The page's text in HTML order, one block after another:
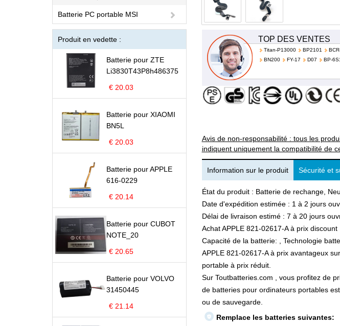
Batterie PC portable MSI
Produit en vedette :
Batterie pour ZTE
Li3830T43P8h486375
€ 20.03
Batterie pour XIAOMI
BN5L
€ 20.03
Batterie pour APPLE
616-0229
€ 20.14
Batterie pour CUBOT
NOTE_20
€ 20.65
Batterie pour VOLVO
31450445
€ 21.14
TOP DES VENTES
Titan-P13000 BP2101
BN200
FY-17 D07 BP-
Avis de non-responsabilité : tous les
indiquent uniquement la compatibilité de
Information sur le produit Sécurité et
État du produit : Batterie de rechange,
Date d'expédition estimée : 1 à 2 jours
Délai de livraison estimé : 7 à 20 jours
Achat APPLE 821-02617-A à prix discount
Capacité de la batterie: , Technologie
APPLE 821-02617-A à prix avantageux
portable à prix réduit.
Sur Toutbatteries.com , vous profitez de
de batteries pour ordinateurs portables
ou de sauvegarde.
Remplace les batteries suivantes: